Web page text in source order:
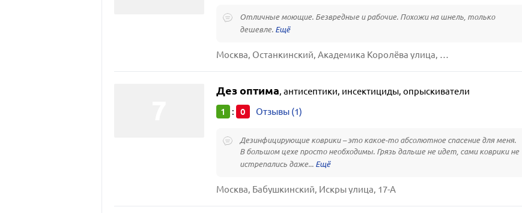
Отличные моющие. Безвредные и рабочие. Похожи на шнель, только
дешевле.
Москва, Останкинский, Академика Королёва улица, 8, к. 1
Дез оптима, антисептики, инсектициды, опрыскиватели
1 : 0 Отзывы (1)
Дезинфицирующие коврики – это какое-то абсолютное спасение для меня.
В большом цехе просто необходимы. Грязь дальше не идет, сами коврики не
истрепались даже...
Москва, Бабушкинский, Искры улица, 17-А